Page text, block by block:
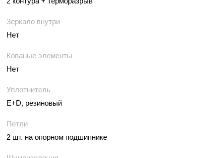
Зеркало внутри
Нет
Кованые элементы
Нет
Уплотнитель
E+D, резиновый
Петли
2 шт. на опорном подшипнике